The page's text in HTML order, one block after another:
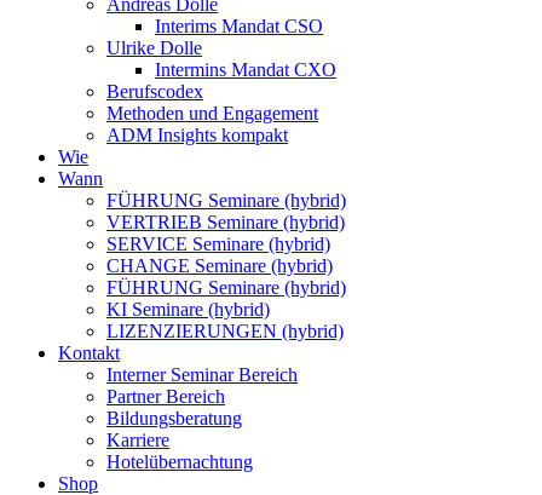
Andreas Dolle
Interims Mandat CSO
Ulrike Dolle
Intermins Mandat CXO
Berufscodex
Methoden und Engagement
ADM Insights kompakt
Wie
Wann
FÜHRUNG Seminare (hybrid)
VERTRIEB Seminare (hybrid)
SERVICE Seminare (hybrid)
CHANGE Seminare (hybrid)
FÜHRUNG Seminare (hybrid)
KI Seminare (hybrid)
LIZENZIERUNGEN (hybrid)
Kontakt
Interner Seminar Bereich
Partner Bereich
Bildungsberatung
Karriere
Hotelübernachtung
Shop